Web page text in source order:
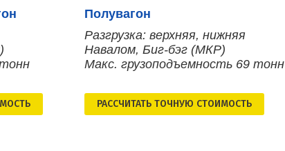
Полувагон
Разгрузка: верхняя, нижняя
Навалом, Биг-бэг (МКР)
Макс. грузоподъемность 69 тонн
РАСCЧИТАТЬ ТОЧНУЮ СТОИМОСТЬ